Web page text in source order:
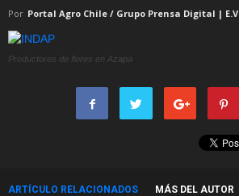
Por Portal Agro Chile / Grupo Prensa Digital | E.V
Productores de flores en Azapa
ARTÍCULO RELACIONADOS MÁS DEL AUTOR